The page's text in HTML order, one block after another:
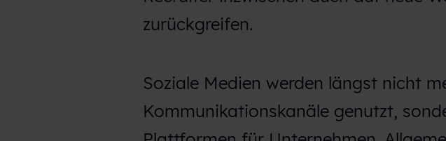
zurückgreifen.
Soziale Medien werden längst nicht
Kommunikationskanäle genutzt,